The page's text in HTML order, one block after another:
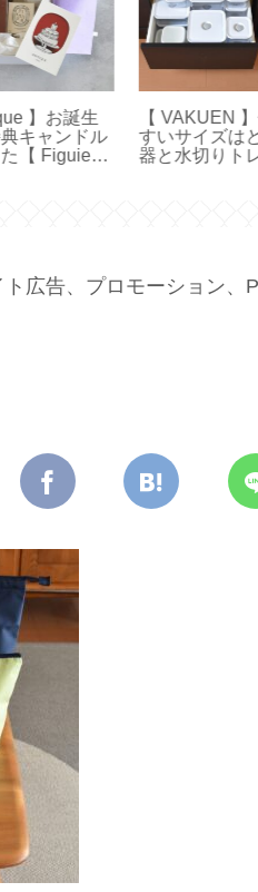
】使いや
イズはどれ？容
水切りトレイのサ
【作り方
みと鳥型
【型紙 LE
広告、プロモーション